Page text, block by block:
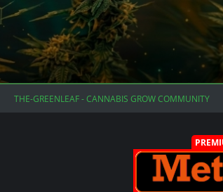
THE-GREENLEAF - CANNABIS GROW COMMUNITY